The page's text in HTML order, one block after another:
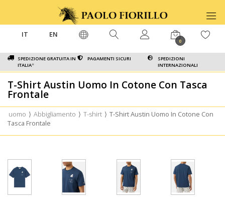
SPEDIZIONE GRATUITA IN
ITALIA*
PAGAMENTI SICURI
SPEDIZIONI
INTERNAZIONALI
IT EN
0
T-Shirt Austin Uomo In Cotone Con Tasca
Frontale
uomo ⟩ Abbigliamento ⟩ T-shirt ⟩ T-Shirt Austin Uomo In Cotone Con
Tasca Frontale